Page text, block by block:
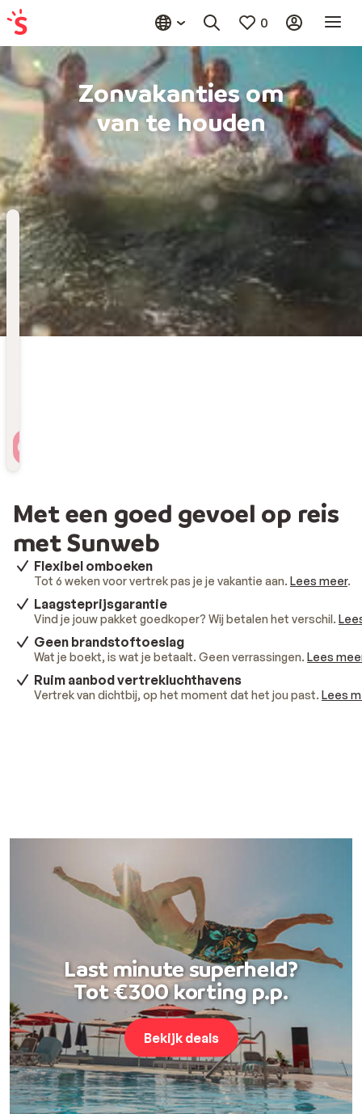
0
Zonvakanties om
van te houden
Bestemming
Kies bestemming
Wanneer
Vertrekdatum
Hoelang
Met een goed gevoel op reis
met Sunweb
Flexibel omboeken
Tot 6 weken voor vertrek pas je je vakantie aan. Lees meer.
Laagsteprijsgarantie
Vind je jouw pakket goedkoper? Wij betalen het verschil.
Geen brandstoftoeslag
Wat je boekt, is wat je betaalt. Geen verrassingen. Lees
Ruim aanbod vertrekluchthavens
Vertrek van dichtbij, op het moment dat het jou past. Lees
Last minute superheld?
Tot €300 korting p.p.
Bekijk deals